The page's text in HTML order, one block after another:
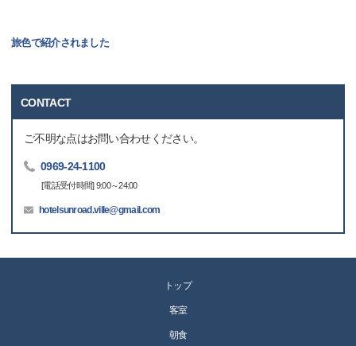
旅色で紹介されました
CONTACT
ご不明な点はお問い合わせください。
0969-24-1100
[電話受付時間] 9:00～24:00
hotelsunroad.ville@gmail.com
トップ
客室
朝食